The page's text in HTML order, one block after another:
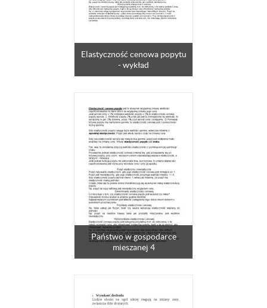
Elastyczność cenowa popytu
- wykład
Państwo w gospodarce
mieszanej 4